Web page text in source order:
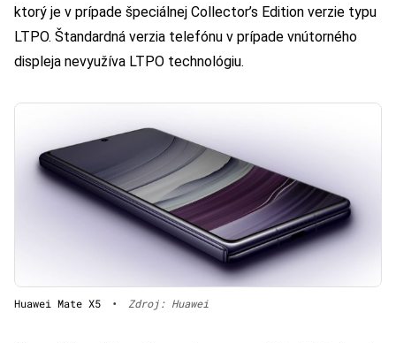
ktorý je v prípade špeciálnej Collector’s Edition verzie typu
LTPO. Štandardná verzia telefónu v prípade vnútorného
displeja nevyužíva LTPO technológiu.
Huawei Mate X5 • Zdroj: Huawei